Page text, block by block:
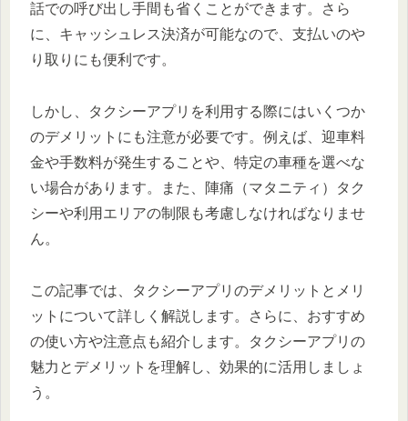
話での呼び出し手間も省くことができます。さら
に、キャッシュレス決済が可能なので、支払いのや
り取りにも便利です。
しかし、タクシーアプリを利用する際にはいくつか
のデメリットにも注意が必要です。例えば、迎車料
金や手数料が発生することや、特定の車種を選べな
い場合があります。また、陣痛（マタニティ）タク
シーや利用エリアの制限も考慮しなければなりませ
ん。
この記事では、タクシーアプリのデメリットとメリ
ットについて詳しく解説します。さらに、おすすめ
の使い方や注意点も紹介します。タクシーアプリの
魅力とデメリットを理解し、効果的に活用しましょ
う。